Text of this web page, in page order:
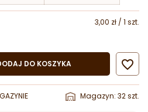
3,00 zł / 1 szt.
DO KOSZYKA 
Magazyn: 32 szt.